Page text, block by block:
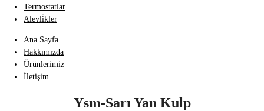
Termostatlar
Alevli̇kler
Ana Sayfa
Hakkımızda
Ürünlerimiz
İletişim
Ysm-Sarı Yan Kulp